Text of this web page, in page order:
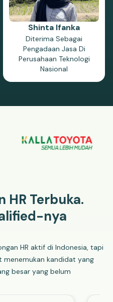
Shinta Ifanka
Diterima Sebagai
Pengadaan Jasa Di
Perusahaan Teknologi
Nasional
HR Terbuka.
nya
HR aktif di Indonesia, tapi
menemukan kandidat yang
besar yang belum